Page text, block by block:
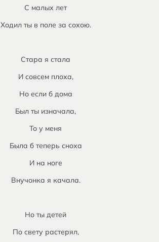
С малых лет
Ходил ты в поле за сохою.
Стара я стала
И совсем плоха,
Но если б дома
Был ты изначала,
То у меня
Была б теперь сноха
И на ноге
Внучонка я качала.
Но ты детей
По свету растерял,